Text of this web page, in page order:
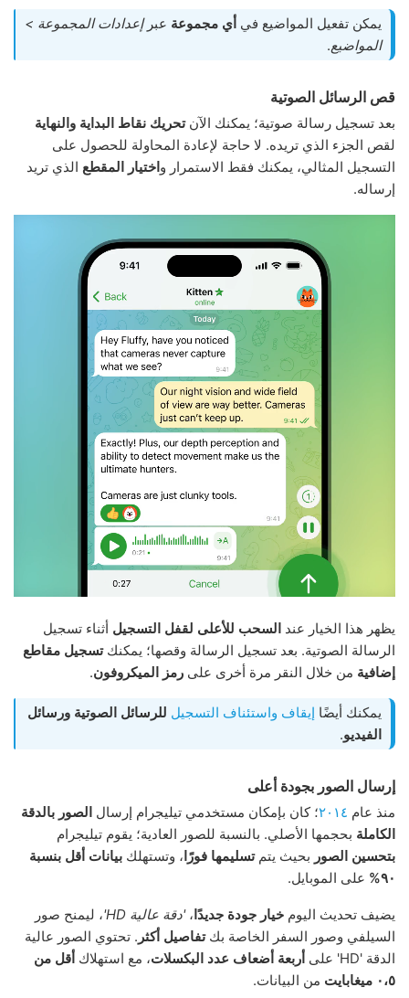
يمكن تفعيل المواضيع في أي مجموعة عبرإعدادات المجموعة >
المواضيع.
قص الرسائل الصوتية
بعد تسجيل رسالة صوتية؛ يمكنك الآنتحريك نقاط البداية والنهاية
لقص الجزء الذي تريده. لا حاجة لإعادة المحاولة للحصول على
التسجيل المثالي، يمكنك فقط الاستمرار واختيار المقطع الذي تريد
إرساله.
يظهر هذا الخيار عند السحب للأعلى لقفل التسجيل أثناء تسجيل
الرسالة الصوتية. بعد تسجيل الرسالة وقصها؛ يمكنكتسجيل مقاطع
إضافية من خلال النقر مرة أخرى على رمز الميكروفون.
يمكنك أيضًا إيقاف واستئناف التسجيل للرسائل الصوتية ورسائل
الفيديو.
إرسال الصور بجودة أعلى
منذ عام ٢٠١٤؛ كان بإمكان مستخدمي تيليجرام إرسال الصور بالدقة
الكاملة بحجمها الأصلي. بالنسبة للصور العادية؛ يقوم تيليجرام
بتحسين الصور بحيث يتمتسليمها فورًا، وتستهلك بيانات أقل بنسبة
٩٠%
على الموبايل.
يضيف تحديث اليوم خيار جودة جديدًا،'دقة عالية HD'
، ليمنح صور
السيلفي وصور السفر الخاصة بكتفاصيل أكثر . تحتوي الصور عالية
الدقة 'HD' على
أربعة أضعاف عدد البكسلات، مع استهلاك أقل من
٠،٥ ميغابايت
من البيانات.